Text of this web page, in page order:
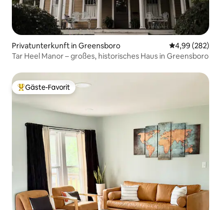
Privatunterkunft in Greensboro
4,99 (282)
Tar Heel Manor – großes, historisches Haus in Greensboro
Beliebter Gäste-Favorit.
Gäste-Favorit